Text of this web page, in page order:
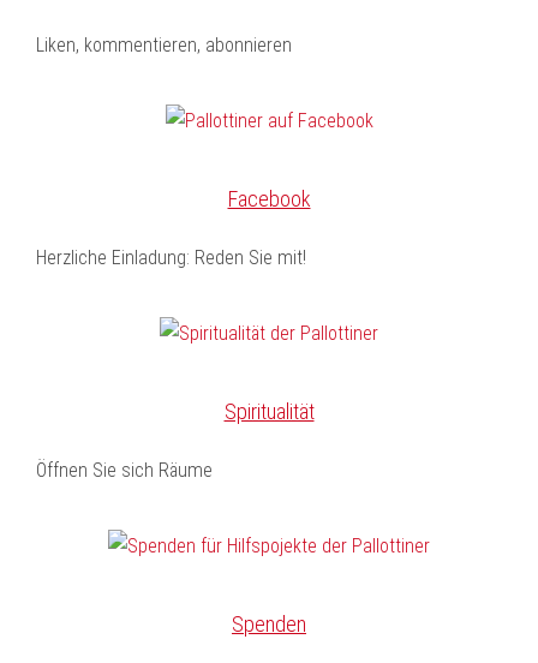
Liken, kommentieren, abonnieren
Facebook
Herzliche Einladung: Reden Sie mit!
Spiritualität
Öffnen Sie sich Räume
Spenden